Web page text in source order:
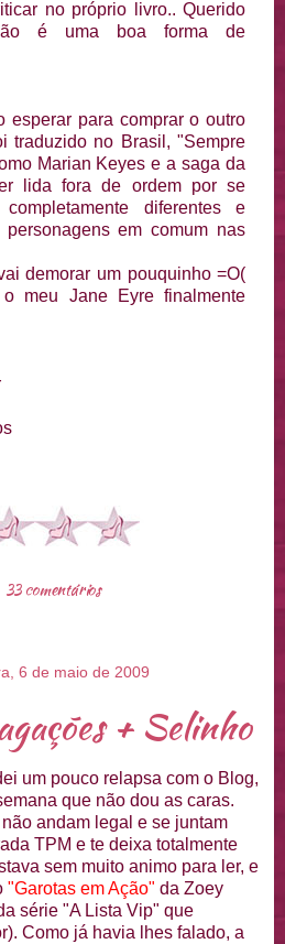
no próprio livro.. Querido
é uma boa forma de
esperar para comprar o outro
traduzido no Brasil, "Sempre
Marian Keyes e a saga da
lida fora de ordem por se
diferentes e
em comum nas
demorar um pouquinho =O(
meu Jane Eyre finalmente
33 comentários
6 de maio de 2009
+ Selinho
um pouco relapsa com o Blog,
que não dou as caras.
andam legal e se juntam
TPM e te deixa totalmente
sem muito animo para ler, e
"Garotas emAção" da Zoey
série "A Lista Vip" que
Como já havia lhes falado, a